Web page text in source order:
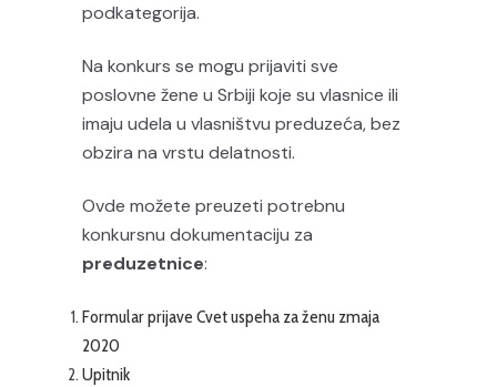
podkategorija.
Na konkurs se mogu prijaviti sve
poslovne žene u Srbiji koje su vlasnice ili
imaju udela u vlasništvu preduzeća, bez
obzira na vrstu delatnosti.
Ovde možete preuzeti potrebnu
konkursnu dokumentaciju za
preduzetnice:
Formular prijave Cvet uspeha za ženu zmaja
2020
Upitnik